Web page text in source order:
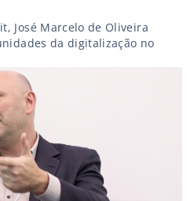
José Marcelo de Oliveira
da digitalização no